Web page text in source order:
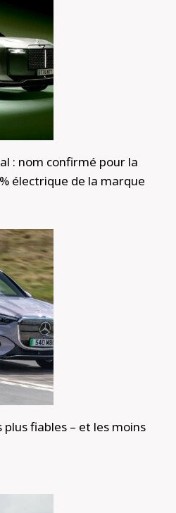
: nom confirmé pour la
électrique de la marque
fiables – et les moins